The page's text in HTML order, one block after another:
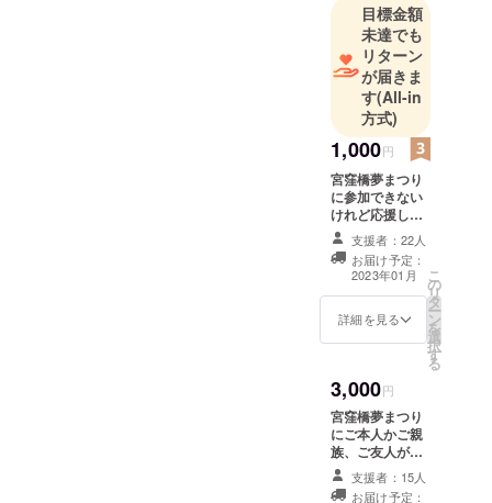
目標金額
未達でも
リターン
が届きま
す(All-in
方式)
1,000円
宮窪橋夢まつり
に参加できない
けれど応援して
くださる方へお
すすめのプラン
です。 ■プロ
ジェクト終了
後、お礼のメッ
セージをメール
終了後、ご報告
のメールを送ら
せていただきま
す。
支援者：22人
お届け予定：
2023年01月
詳細を見る
こ
の
リ
タ
ー
ン
を
選
択
す
る
3,000円
宮窪橋夢まつり
にご本人かご親
族、ご友人がご
参加可能な方へ
おすすめのプラ
支援者：15人
お届け予定：